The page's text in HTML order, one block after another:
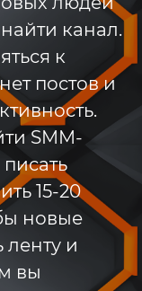
канал.
к
постов и
SMM-
15-20
новые
и
вы